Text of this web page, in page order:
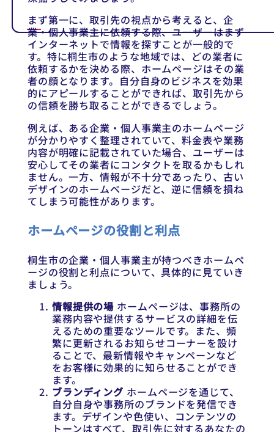
まず第一に、取引先の視点から考えると、企
業・個人事業主に依頼する際、ユーザーはまず
インターネットで情報を探すことが一般的で
す。特に桐生市のような地域では、どの業者に
依頼するかを決める際、ホームページはその業
者の顔となります。自分自身のビジネスを効果
的にアピールすることができれば、取引先から
の信頼を勝ち取ることができるでしょう。
例えば、ある企業・個人事業主のホームページ
が分かりやすく整理されていて、料金表や業務
内容が明確に記載されていた場合、ユーザーは
安心してその業者にコンタクトを取るかもしれ
ません。一方、情報が不十分であったり、古い
デザインのホームページだと、逆に信頼を損ね
てしまう可能性があります。
ホームページの役割と利点
桐生市の企業・個人事業主が持つべきホームペ
ージの役割と利点について、具体的に見ていき
ましょう。
情報提供の場 ホームページは、事務所の
業務内容や提供するサービスの詳細を伝
えるための重要なツールです。また、頻
繁に更新されるお知らせコーナーを設け
ることで、最新情報やキャンペーンなど
をお客様に効果的に知らせることができ
ます。
ブランディング ホームページを通じて、
自分自身や事務所のブランドを発信でき
ます。デザインや色使い、コンテンツの
トーンはすべて、取引先に対するあなたの